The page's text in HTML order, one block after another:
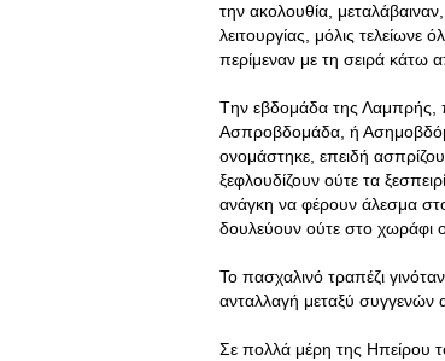
την ακολουθία,
λειτουργίας, μόλις τελείωνε
περίμεναν με τη σειρά κάτω
Tην εβδομάδα της Λαμπρής,
Ασπροβδομάδα, ή
ονομάστηκε, επειδή
ξεφλουδίζουν ούτε τα
ανάγκη να φέρουν άλεσμα
δουλεύουν ούτε στο χωράφι
Το πασχαλινό τραπέζι
ανταλλαγή μεταξύ συγγενών
Σε πολλά μέρη της Ηπείρου